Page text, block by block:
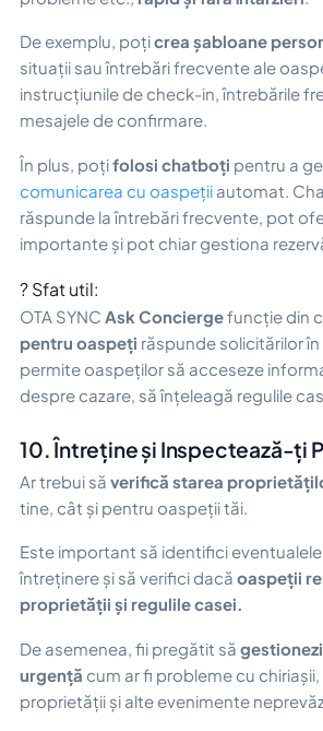
De exemplu, poțicrea șabloane
situații sau întrebări frecvente ale
instrucțiunile de check-in, întrebările
mesajele de confirmare.
În plus, poțifolosi chatboți pentru a
comunicarea cu oaspeții automat.
răspunde la întrebări frecvente, pot
importante și pot chiar gestiona
? Sfat util:
OTA SYNC Ask Conciergefuncție din
pentru oaspeți răspunde solicitărilor în
permite oaspeților să acceseze
despre cazare, să înțeleagă regulile
10. Întreține și Inspectează-ți
Ar trebui să verifică starea
tine, cât și pentru oaspeții tăi.
Este important să identifici
întreținere și să verifici dacă oaspeții
proprietății și regulile casei.
De asemenea, fii pregătit să
urgență cum ar fi probleme cu
proprietății și alte evenimente